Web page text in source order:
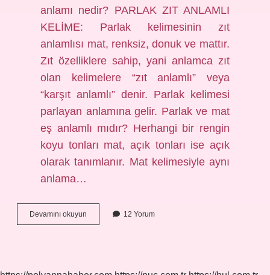
anlamı nedir? PARLAK ZIT ANLAMLI
KELİME: Parlak kelimesinin zıt
anlamlısı mat, renksiz, donuk ve mattır.
Zıt özelliklere sahip, yani anlamca zıt
olan kelimelere “zıt anlamlı” veya
“karşıt anlamlı” denir. Parlak kelimesi
parlayan anlamına gelir. Parlak ve mat
eş anlamlı mıdır? Herhangi bir rengin
koyu tonları mat, açık tonları ise açık
olarak tanımlanır. Mat kelimesiyle aynı
anlama…
Devamını okuyun
Kelimesinin
12 Yorum